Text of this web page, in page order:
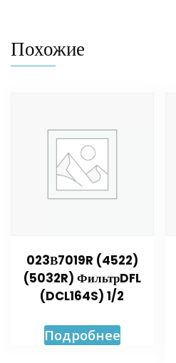
Похожие
023В7019R (4522)
(5032R) ФильтрDFL
(DCL164S) 1/2
Подробнее